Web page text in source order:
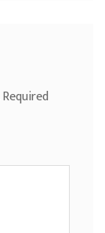
Required